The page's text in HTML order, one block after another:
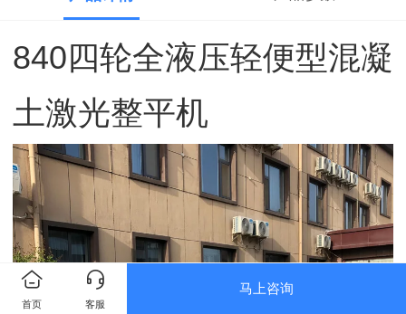
840四轮全液压轻便型混凝
土激光整平机
首页 客服
马上咨询